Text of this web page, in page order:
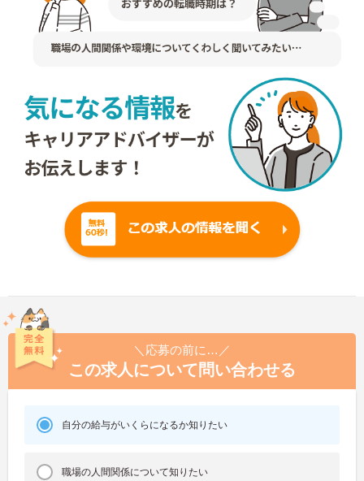
＼応募の前に…／
この求人について問い合わせる
自分の給与がいくらになるか知りたい
職場の人間関係について知りたい